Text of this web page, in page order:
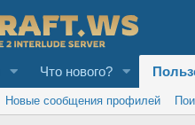
Что нового?
Новые сообщения профилей